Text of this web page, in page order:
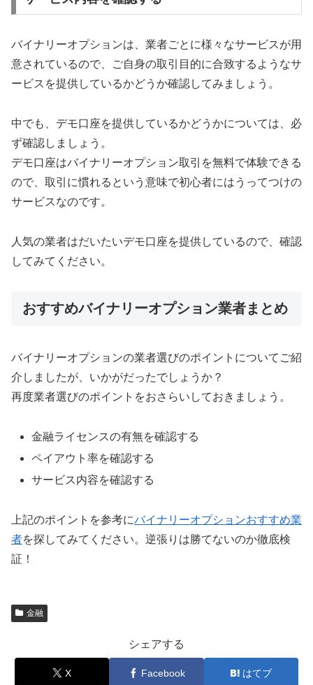
バイナリーオプションは、業者ごとに様々なサービスが用
意されているので、ご自身の取引目的に合致するようなサ
ービスを提供しているかどうか確認してみましょう。
中でも、デモ口座を提供しているかどうかについては、必
ず確認しましょう。
デモ口座はバイナリーオプション取引を無料で体験できる
ので、取引に慣れるという意味で初心者にはうってつけの
サービスなのです。
人気の業者はだいたいデモ口座を提供しているので、確認
してみてください。
おすすめバイナリーオプション業者まとめ
バイナリーオプションの業者選びのポイントについてご紹
介しましたが、いかがだったでしょうか？
再度業者選びのポイントをおさらいしておきましょう。
金融ライセンスの有無を確認する
ペイアウト率を確認する
サービス内容を確認する
上記のポイントを参考にバイナリーオプションおすすめ業
者を探してみてください。逆張りは勝てないのか徹底検
証！
金融
シェアする
X Facebook はてブ